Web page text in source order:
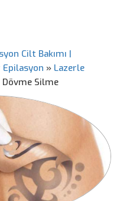
Cilt Bakımı |
» Lazerle
Silme